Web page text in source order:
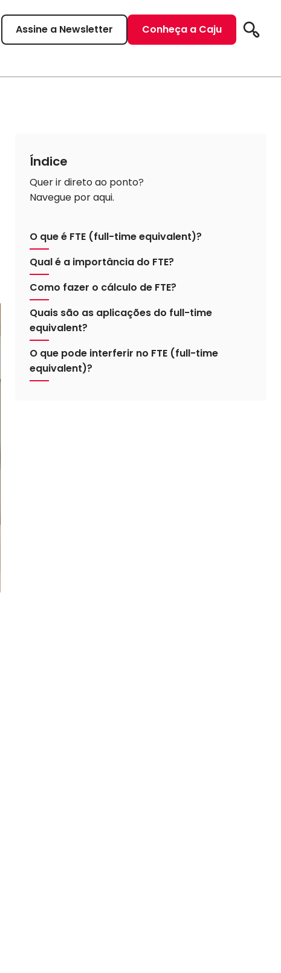
Assine a Newsletter Conheça a Caju
Índice
Quer ir direto ao ponto?
Navegue por aqui.
O que é FTE (full-time equivalent)?
Qual é a importância do FTE?
Como fazer o cálculo de FTE?
Quais são as aplicações do full-time
equivalent?
O que pode interferir no FTE (full-time
equivalent)?